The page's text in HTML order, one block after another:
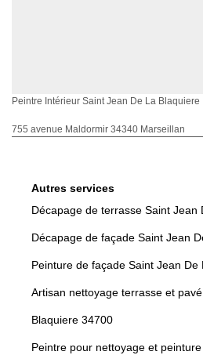
Peintre Intérieur Saint Jean De La Blaquiere
755 avenue Maldormir 34340 Marseillan
Autres services
Décapage de terrasse Saint Jean
Décapage de façade Saint Jean
Peinture de façade Saint Jean De
Artisan nettoyage terrasse et
Blaquiere 34700
Peintre pour nettoyage et